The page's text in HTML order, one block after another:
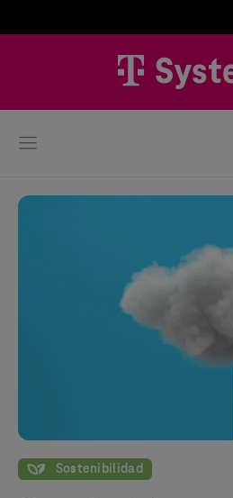
La sostenibilidad
Sostenibilidad